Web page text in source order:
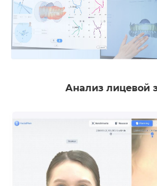
Анализ лицевой